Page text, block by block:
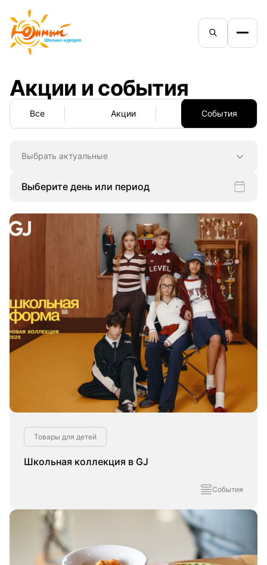
Акции и события
Все Акции События
Выбрать актуальные
Выберите день или период
Товары для детей
Школьная коллекция в GJ
События